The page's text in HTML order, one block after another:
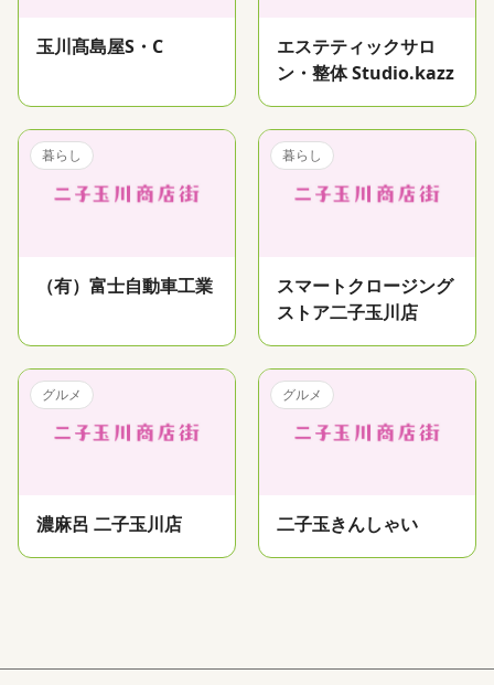
玉川髙島屋S・C
エステティックサロ
ン・整体 Studio.kazz
暮らし
（有）富士自動車工業
暮らし
スマートクロージング
ストア二子玉川店
グルメ
濃麻呂 二子玉川店
グルメ
二子玉きんしゃい